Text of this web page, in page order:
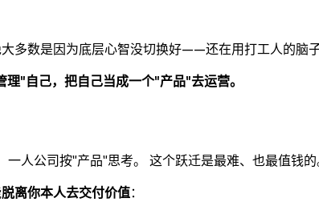
多数是因为底层心智没切换好——还在用打工人的脑子
理"自己，把自己当成一个"产品"去运营。
人公司按"产品"思考。 这个跃迁是最难、也最值钱的
脱离你本人去交付价值：